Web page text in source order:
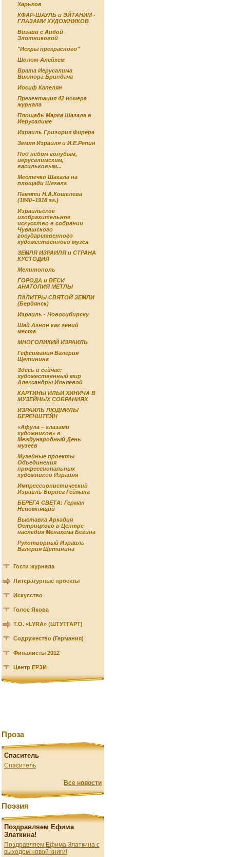
Харьков
КФАР-ШАУЛЬ и ЭЙТАНИМ -
ГЛАЗАМИ ХУДОЖНИКОВ
Визави с Аидой
Злотниковой
"Искры прекрасного"
Шолом-Алейхем
Врата Иерусалима
Виктора Бриндача
Иосиф Капелян
Презентация 42 номера
журнала
Площадь Марка Шагала в
Иерусалиме
Израиль Григория Фирера
Земля Израиля и И.Е.Репин
Под небом голубым,
иерусалимским,
васильковым...
Местечко Шагала на
площади Шагала
Памяти Н.А.Кошелева
(1840–1918 гг.)
Израильское
изобразительное
искусство в собрании
Чувашского
государственного
художественного музея
ЗЕМЛЯ ИЗРАИЛЯ и СТРАНА
КУСТОДИЯ
Мелитополь
ГОРОДА и ВЕСИ
АНАТОЛИЯ МЕТЛЫ
ПАЛИТРЫ СВЯТОЙ ЗЕМЛИ
(Бердянск)
Израиль - Новосибирску
Шай Агнон как гений
места
МНОГОЛИКИЙ ИЗРАИЛЬ
Гефсимания Валерия
Щетинина
Здесь и сейчас:
художественный мир
Александры Ильяевой
КАРТИНЫ ИЛЬИ ХИНИЧА В
МУЗЕЙНЫХ СОБРАНИЯХ
ИЗРАИЛЬ ЛЮДМИЛЫ
БЕРЕНШТЕЙН
«Афула – глазами
художников» в
Международный День
музеев
Музейные проекты
Объединения
профессиональных
художников Израиля
Импрессионистический
Израиль Бориса Геймана
БЕРЕГА СВЕТА: Герман
Непомнящий
Выставка Аркадия
Острицкого в Центре
наследия Менахема Бегина
Рукотворный Израиль
Валерия Щетинина
Гости журнала
Литературные проекты
Искусство
Голос Якова
Т.О. «LYRA» (ШТУТГАРТ)
Содружество (Германия)
Финалисты 2012
Центр ЕРЗИ
Проза
Спаситель
Спаситель
Все новости
Поэзия
Поздравляем Ефима
Златкина!
Поздравляем Ефима Златкина с
выходом новой книги!